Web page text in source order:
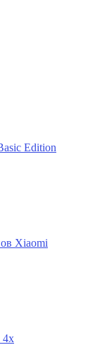
Edition
Xiaomi
4x